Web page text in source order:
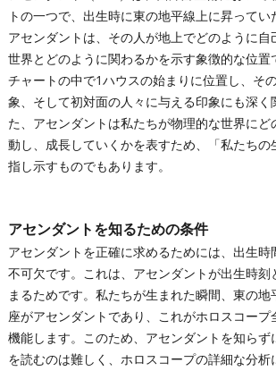
トの一つで、出生時に東の地平線上に昇ってい
アセンダントは、その人が地上でどのように
世界とどのように関わるかを示す象徴的な位置
チャートの中で1ハウスの始まりに位置し、そ
象、そして初対面の人々に与える印象にも深く
た、アセンダントは私たちが物理的な世界に
動し、成長していくかを表すため、「私たちの
指し示すものでもあります。
アセンダントを知るための条件
アセンダントを正確に求めるためには、出生
不可欠です。これは、アセンダントが出生時刻
まるためです。私たちが生まれた瞬間、東の地
座がアセンダントであり、これがホロスコープ
機能します。このため、アセンダントを知らず
を読むのは難しく、ホロスコープの詳細な分